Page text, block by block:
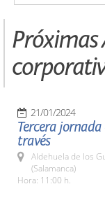
Próximas
21/01/2024
Tercera
través
Aldehuela de los
(Salamanca)
Hora: 11:00 h.